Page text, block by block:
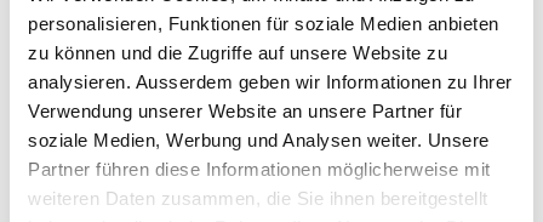
personalisieren, Funktionen für soziale Medien anbieten
zu können und die Zugriffe auf unsere Website zu
analysieren. Ausserdem geben wir Informationen zu Ihrer
Verwendung unserer Website an unsere Partner für
soziale Medien, Werbung und Analysen weiter. Unsere
Partner führen diese Informationen möglicherweise mit
weiteren Daten zusammen, die Sie ihnen bereitgestellt
gesetzlichen Rechten entsteht. Die konkrete
Bedeutung dieser Kriterien ist in IFRS 3B31-34
anhand einiger Beispiele erklärt.
Immaterielle Vermögenswerte aus Operating-
Leasingverhältnissen